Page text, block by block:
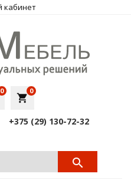
кабинет
local_grocery_store
0
0
+375 (29) 130-72-32